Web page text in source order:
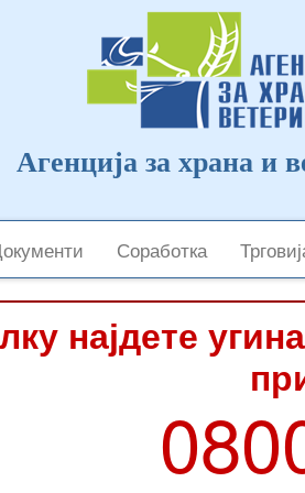
Агенција за храна и
Соработка
најдете